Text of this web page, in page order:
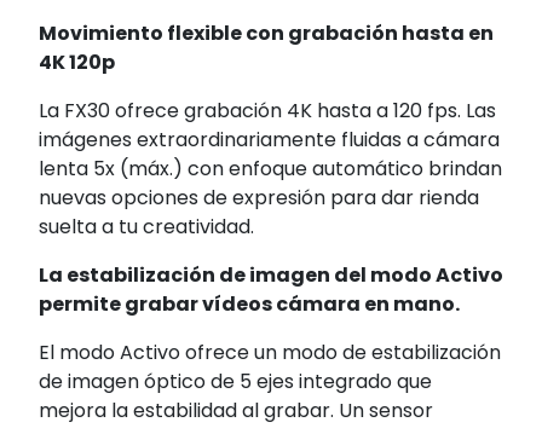
Movimiento flexible con grabación hasta en
4K 120p
La FX30 ofrece grabación 4K hasta a 120 fps. Las
imágenes extraordinariamente fluidas a cámara
lenta 5x (máx.) con enfoque automático brindan
nuevas opciones de expresión para dar rienda
suelta a tu creatividad.
La estabilización de imagen del modo Activo
permite grabar vídeos cámara en mano.
El modo Activo ofrece un modo de estabilización
de imagen óptico de 5 ejes integrado que
mejora la estabilidad al grabar. Un sensor